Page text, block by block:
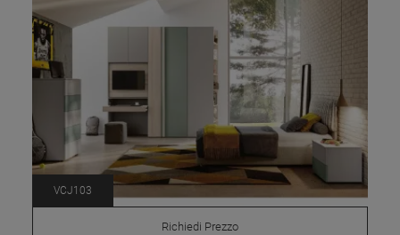
VCJ103
Richiedi Prezzo